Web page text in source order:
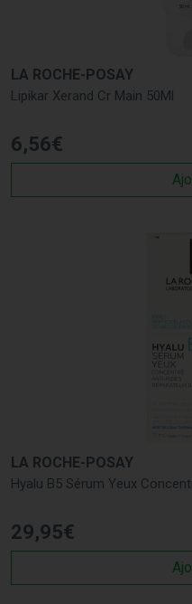
LA ROCHE-POSAY
Lipikar Xerand Cr Main 50Ml
6,56€
LA ROCHE-POSAY
Hyalu B5 Sérum Yeux
29,95€